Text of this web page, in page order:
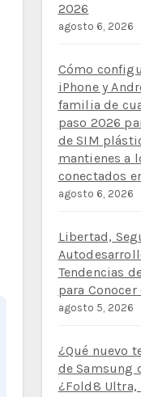
2026
agosto 6, 2026
Cómo
iPhone y
familia de
paso 2026
de SIM
mantienes a
conectados
agosto 6, 2026
Libertad,
Tendencias
para Conocer
agosto 5, 2026
¿Qué nuevo
de Samsung
¿Fold8